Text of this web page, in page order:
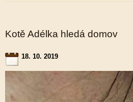
Kotě Adélka hledá domov
18. 10. 2019